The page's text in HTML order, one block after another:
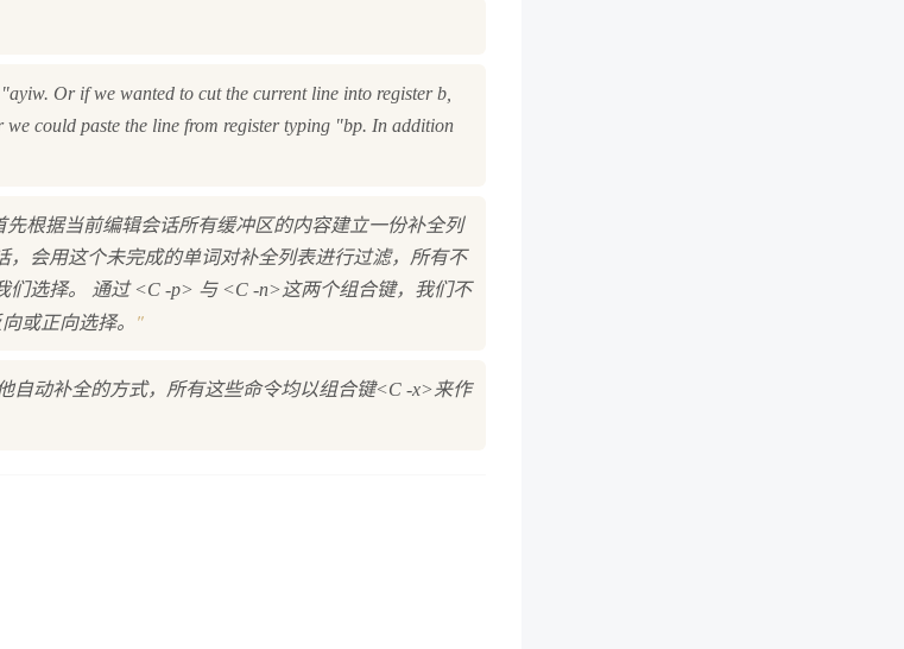
Or if we wanted to cut the current line into register b,
could paste the line from register typing "bp. In addition
根据当前编辑会话所有缓冲区的内容建立一份补全列
会用这个未完成的单词对补全列表进行过滤，所有不
选择。 通过 <C -p> 与 <C -n>这两个组合键，我们不
或正向选择。
"
自动补全的方式，所有这些命令均以组合键<C -x>来作